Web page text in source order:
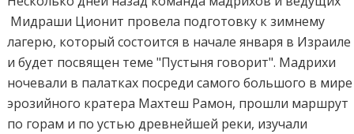
Мидраши Ционит провела подготовку к зимнему
лагерю, который состоится в начале января в Израиле
и будет посвящен теме "Пустыня говорит". Мадрихи
ночевали в палатках посреди самого большого в мире
эрозийного кратера Махтеш Рамон, прошли маршрут
по горам и по устью древнейшей реки, изучали